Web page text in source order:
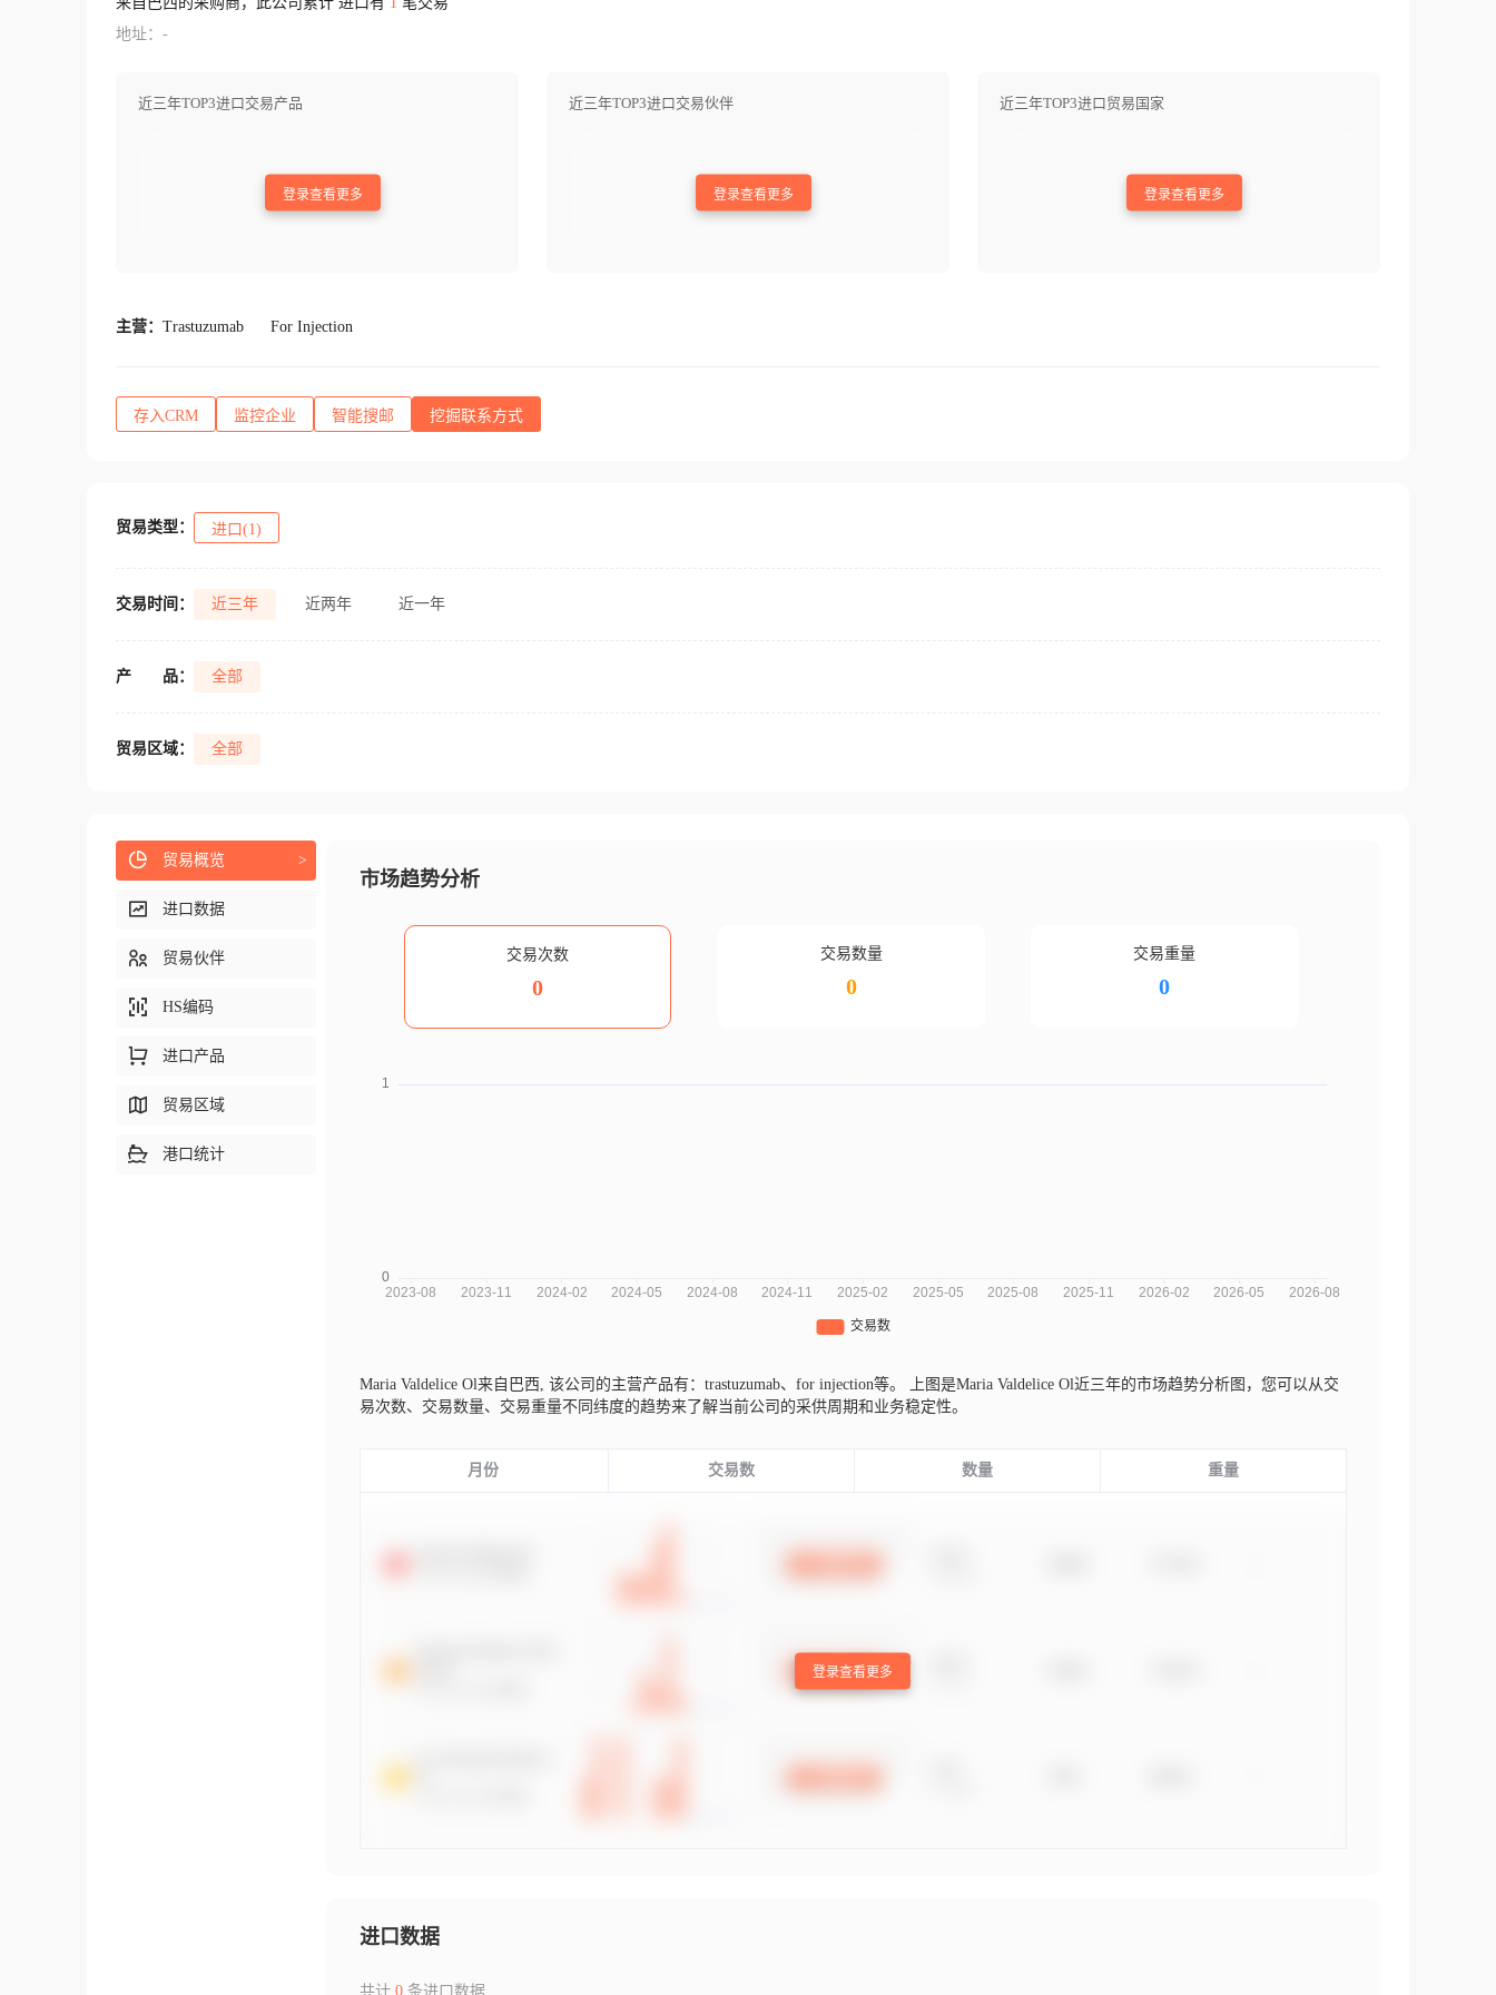
地址：-
近三年TOP3进口交易产品
登录查看更多
近三年TOP3进口交易伙伴
登录查看更多
近三年TOP3进口贸易国家
登录查看更多
主营： Trastuzumab For Injection
存入CRM 监控企业 智能搜邮 挖掘联系方式
贸易类型： 进口(1)
交易时间： 近三年 近两年 近一年
产 品： 全部
贸易区域： 全部
市场趋势分析
交易次数
0
交易数量
0
交易重量
0
Maria Valdelice Ol来自巴西, 该公司的主营产品有：trastuzumab、for injection等。
上图是Maria Valdelice Ol近三年的市场趋势分析图，您可以从交
易次数、交易数量、交易重量不同纬度的趋势来了解当前公司的采供周期和业务稳定性。
月份 交易数 数量 重量
登录查看更多
进口数据
共计 0条进口数据
贸易概览 >
进口数据
贸易伙伴
HS编码
进口产品
贸易区域
港口统计